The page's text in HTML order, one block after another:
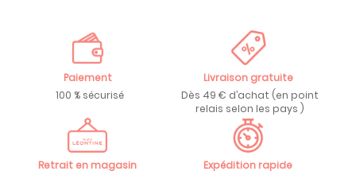
Paiement
100 % sécurisé
Livraison gratuite
Dès 49 € d’achat (en point
relais selon les pays )
Retrait en magasin Expédition rapide